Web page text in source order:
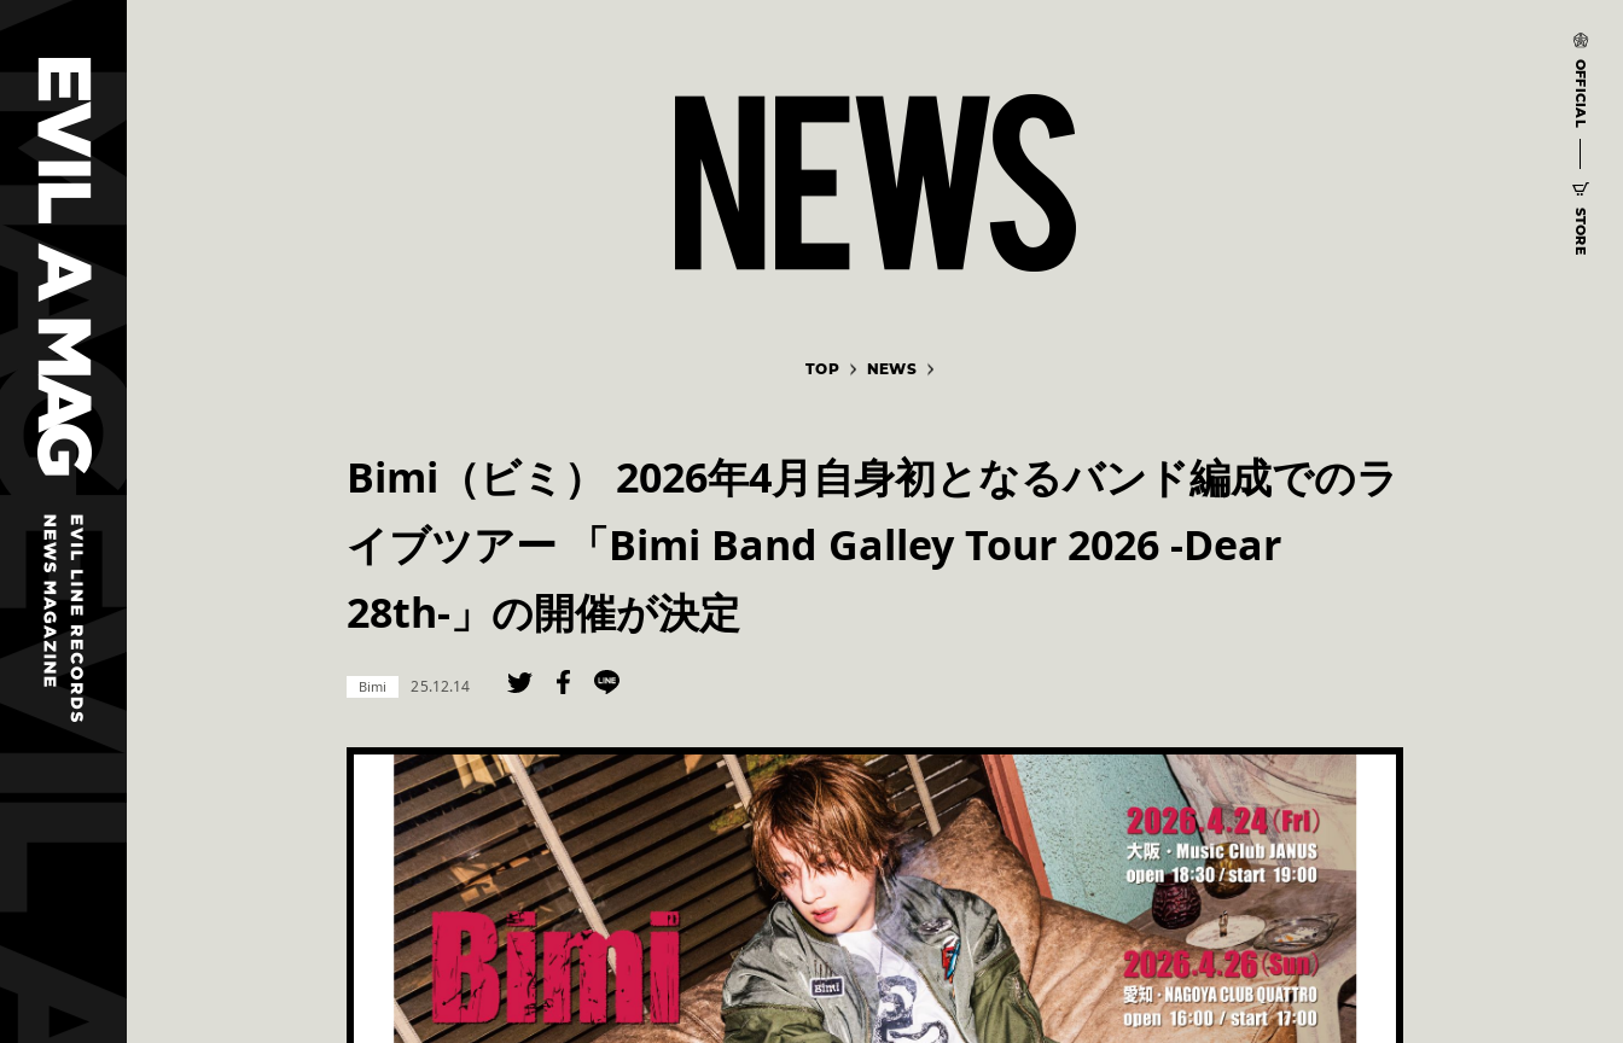
OFFICIAL
STORE
TOP NEWS
Bimi（ビミ） 2026年4月自身初となるバンド編成でのラ
イブツアー 「Bimi Band Galley Tour 2026 -Dear
28th-」の開催が決定
Bimi 25.12.14